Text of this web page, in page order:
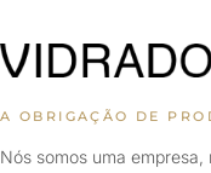
A OBRIGAÇÃO DE
Nós somos uma